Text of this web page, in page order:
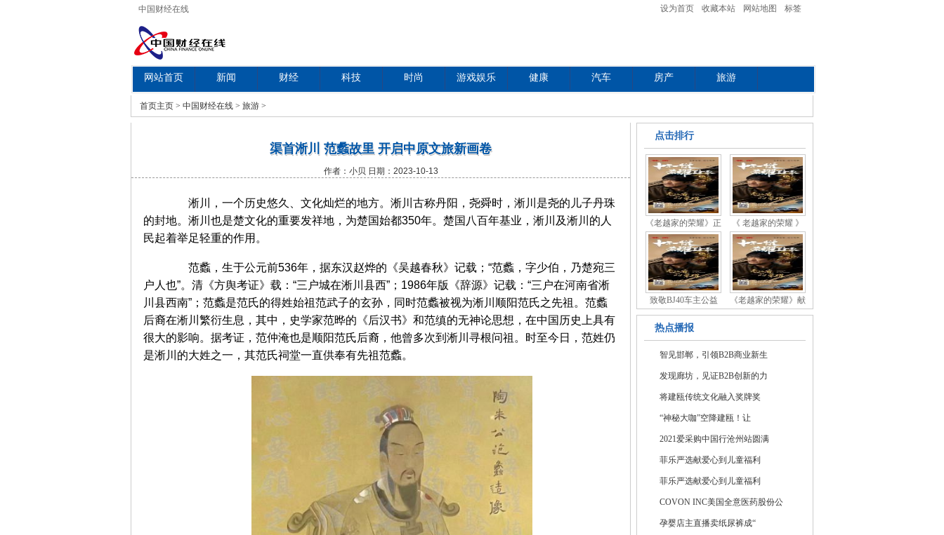
中国财经在线 设为首页 收藏本站 网站地图 标签
网站首页 新闻 财经 科技 时尚 游戏娱乐 健康 汽车 房产 旅游
教育
首页主页 > 中国财经在线 > 旅游 >
渠首淅川 范蠡故里 开启中原文旅新画卷
作者：小贝 日期：2023-10-13
淅川，一个历史悠久、文化灿烂的地方。淅川古称丹阳，尧舜时，淅川是尧的儿子丹珠
的封地。淅川也是楚文化的重要发祥地，为楚国始都350年。楚国八百年基业，淅川及淅川的人
民起着举足轻重的作用。
范蠡，生于公元前536年，据东汉赵烨的《吴越春秋》记载；“范蠡，字少伯，乃楚宛三
户人也”。清《方舆考证》载：“三户城在淅川县西”；1986年版《辞源》记载：“三户在河南省淅
川县西南”；范蠡是范氏的得姓始祖范武子的玄孙，同时范蠡被视为淅川顺阳范氏之先祖。范蠡
后裔在淅川繁衍生息，其中，史学家范晔的《后汉书》和范缜的无神论思想，在中国历史上具有
很大的影响。据考证，范仲淹也是顺阳范氏后裔，他曾多次到淅川寻根问祖。时至今日，范姓仍
是淅川的大姓之一，其范氏祠堂一直供奉有先祖范蠡。
点击排行
《老越家的荣耀》正
《 老越家的荣耀 》
热
致敬BJ40车主公益
救援
《老越家的荣耀》献
热点播报
智见邯郸，引领B2B商业新生
发现廊坊，见证B2B创新的力
将建瓯传统文化融入奖牌奖
“神秘大咖”空降建瓯！让
2021爱采购中国行沧州站圆满
菲乐严选献爱心到儿童福利
菲乐严选献爱心到儿童福利
COVON INC美国全意医药股份公
孕婴店主直播卖纸尿裤成“